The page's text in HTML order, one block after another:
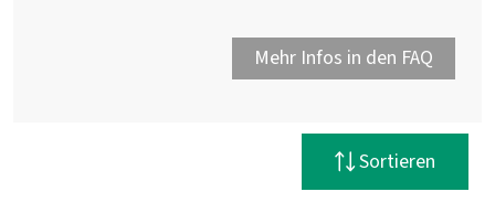
Filter zurücksetzen
Mehr Infos in den FAQ
Sortieren